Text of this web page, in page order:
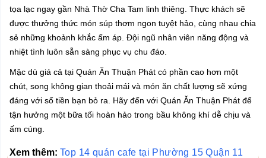
tọa lạc ngay gần Nhà Thờ Cha Tam linh thiêng. Thực khách sẽ
được thưởng thức món súp thơm ngon tuyệt hảo, cùng nhau chia
sẻ những khoảnh khắc ấm áp. Đội ngũ nhân viên năng động và
nhiệt tình luôn sẵn sàng phục vụ chu đáo.
Mặc dù giá cả tại Quán Ăn Thuận Phát có phần cao hơn một
chút, song không gian thoải mái và món ăn chất lượng sẽ xứng
đáng với số tiền bạn bỏ ra. Hãy đến với Quán Ăn Thuận Phát để
tận hưởng một bữa tối hoàn hảo trong bầu không khí dễ chịu và
ấm cúng.
Xem thêm: Top 14 quán cafe tại Phường 15 Quận 11